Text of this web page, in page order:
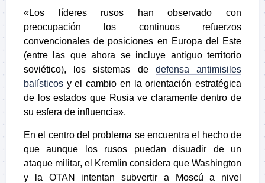
«Los líderes rusos han observado con
preocupación los continuos refuerzos
convencionales de posiciones en Europa del Este
(entre las que ahora se incluye antiguo territorio
soviético), los sistemas de
defensa antimisiles
balísticos y el cambio en la orientación estratégica
de los estados que Rusia ve claramente dentro de
su esfera de influencia».
En el centro del problema se encuentra el hecho de
que aunque los rusos puedan disuadir de un
ataque militar, el Kremlin considera que Washington
y la OTAN intentan subvertir a Moscú a nivel